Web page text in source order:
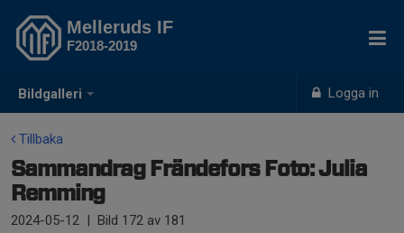
Bildgalleri Logga in
Melleruds IF
F2018-2019
Tillbaka
Sammandrag Frändefors Foto: Julia
Remming
2024-05-12 | Bild 172 av 181